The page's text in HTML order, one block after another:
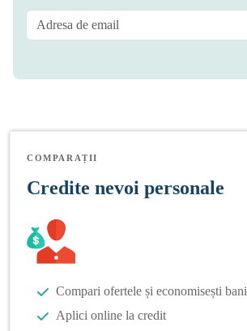
COMPARAȚII
Credite nevoi personale
Compari ofertele și economisești bani
Aplici online la credit